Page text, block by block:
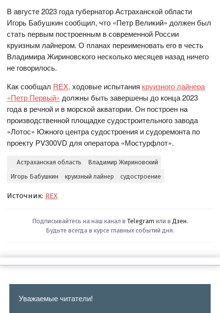
В августе 2023 года губернатор Астраханской области
Игорь Бабушкин сообщил, что «Петр Великий» должен был
стать первым построенным в современной России
круизным лайнером. О планах переименовать его в честь
Владимира Жириновского несколько месяцев назад ничего
не говорилось.
Как сообщал REX, ходовые испытания круизного лайнера
«Петр Первый» должны быть завершены до конца 2023
года в речной и в морской акватории. Он построен на
производственной площадке судостроительного завода
«Лотос» Южного центра судостроения и судоремонта по
проекту PV300VD для оператора «Мостурфлот».
Астраханская область
Владимир Жириновский
Игорь Бабушкин
круизный лайнер судостроение
Источник: REX
Подписывайтесь на наш канал в Telegram или в Дзен.
Будьте всегда в курсе главных событий дня.
Уважаемые читатели!